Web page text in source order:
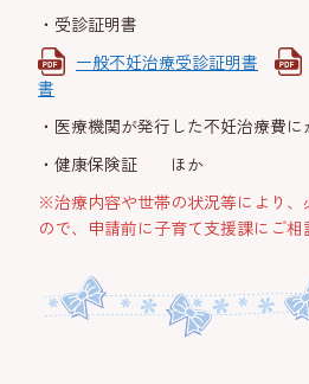
・受診証明書
一般不妊治療受診証明書
書
・医療機関が発行した不妊治療費
・健康保険証 ほか
※治療内容や世帯の状況等により、
ので、申請前に子育て支援課にご相